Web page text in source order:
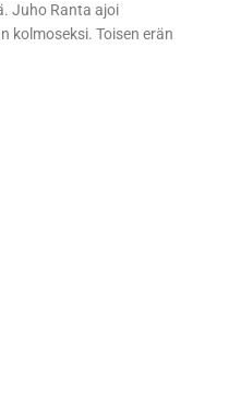
Juho Ranta ajoi
kolmoseksi. Toisen erän